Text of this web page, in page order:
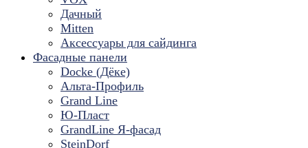
Дачный
Mitten
Аксессуары для сайдинга
Фасадные панели
Docke (Дёке)
Альта-Профиль
Grand Line
Ю-Пласт
GrandLine Я-фасад
SteinDorf